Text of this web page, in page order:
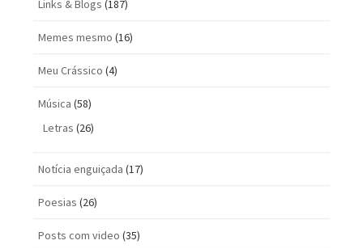
Links & Blogs (187)
Memes mesmo (16)
Meu Crássico (4)
Música (58)
Letras (26)
Notícia enguiçada (17)
Poesias (26)
Posts com vi­deo (35)